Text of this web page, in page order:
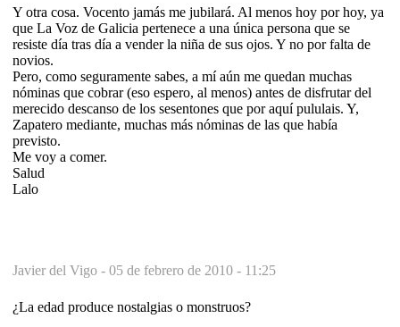
Y otra cosa. Vocento jamás me jubilará. Al menos hoy por hoy, ya
que La Voz de Galicia pertenece a una única persona que se
resiste día tras día a vender la niña de sus ojos. Y no por falta de
novios.
Pero, como seguramente sabes, a mí aún me quedan muchas
nóminas que cobrar (eso espero, al menos) antes de disfrutar del
merecido descanso de los sesentones que por aquí pululais. Y,
Zapatero mediante, muchas más nóminas de las que había
previsto.
Me voy a comer.
Salud
Lalo
Javier del Vigo - 05 de febrero de 2010 - 11:25
¿La edad produce nostalgias o monstruos?